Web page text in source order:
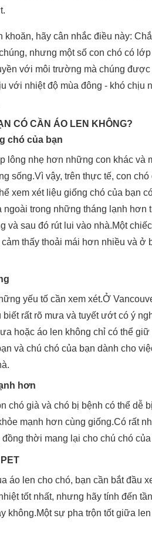
khoăn, hãy cân nhắc điều này:
nhưng một số con chó có
với môi trường mà chúng
với nhiệt độ mùa đông - khó chịu
CÓ CẦN ÁO LEN KHÔNG?
chó của bạn
lông nhẹ hơn những con khác và
sống.Vì vậy, trên thực tế, con
xem xét liệu giống chó của bạn
ngoài trong những tháng lạnh
và sau đó rút lui vào nhà.Một
thấy thoải mái hơn nhiều và
yếu tố cần xem xét.Ở
rất rõ mưa và tuyết ướt có ý
hoặc áo len không chỉ có thể
và chú chó của bạn dành cho
hơn
chó già và chó bị bệnh có thể dễ
mạnh hơn cùng giống.Có rất
thời mang lại cho chú chó
áo len cho chó, bạn cần bắt đầu
tốt nhất, nhưng hãy tính đến
không.Một sự pha trộn tốt giữa